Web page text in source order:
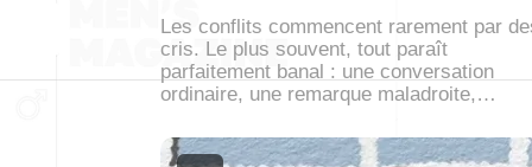
Les conflits commencent rarement par
cris. Le plus souvent, tout paraît
parfaitement banal : une conversation
ordinaire, une remarque maladroite,…